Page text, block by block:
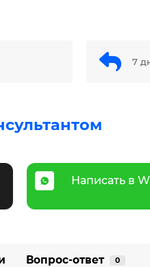
7
Написать в
Вопрос-ответ 0